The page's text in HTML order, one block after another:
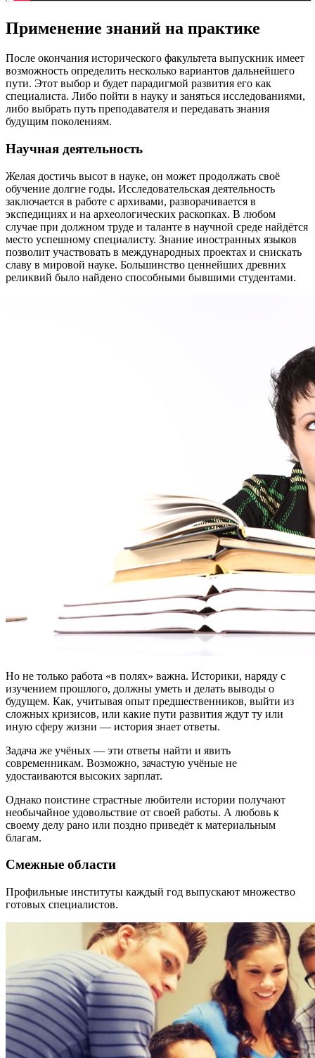
Применение знаний на практике
После окончания исторического факультета выпускник имеет
возможность определить несколько вариантов дальнейшего
пути. Этот выбор и будет парадигмой развития его как
специалиста. Либо пойти в науку и заняться исследованиями,
либо выбрать путь преподавателя и передавать знания
будущим поколениям.
Научная деятельность
Желая достичь высот в науке, он может продолжать своё
обучение долгие годы. Исследовательская деятельность
заключается в работе с архивами, разворачивается в
экспедициях и на археологических раскопках. В любом
случае при должном труде и таланте в научной среде найдётся
место успешному специалисту. Знание иностранных языков
позволит участвовать в международных проектах и снискать
славу в мировой науке. Большинство ценнейших древних
реликвий было найдено способными бывшими студентами.
Но не только работа «в полях» важна. Историки, наряду с
изучением прошлого, должны уметь и делать выводы о
будущем. Как, учитывая опыт предшественников, выйти из
сложных кризисов, или какие пути развития ждут ту или
иную сферу жизни — история знает ответы.
Задача же учёных — эти ответы найти и явить
современникам. Возможно, зачастую учёные не
удостаиваются высоких зарплат.
Однако поистине страстные любители истории получают
необычайное удовольствие от своей работы. А любовь к
своему делу рано или поздно приведёт к материальным
благам.
Смежные области
Профильные институты каждый год выпускают множество
готовых специалистов.